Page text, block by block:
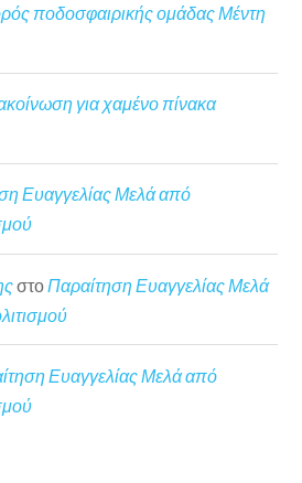
ποδοσφαιρικής ομάδας Μέντη
για χαμένο πίνακα
Ευαγγελίας Μελά από
στο Παραίτηση Ευαγγελίας Μελά
Ευαγγελίας Μελά από